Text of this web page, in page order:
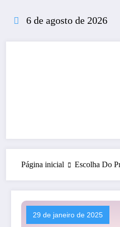
conteúdo
6 de agosto de 2026
Página inicial Escolha Do
29 de janeiro de 2025